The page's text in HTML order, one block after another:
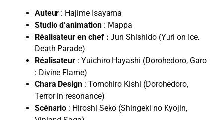
Auteur : Hajime Isayama
Studio d’animation : Mappa
Réalisateur en chef : Jun Shishido (Yuri on Ice,
Death Parade)
Réalisateur : Yuichiro Hayashi (Dorohedoro, Garo
: Divine Flame)
Chara Design : Tomohiro Kishi (Dorohedoro,
Terror in resonance)
Scénario : Hiroshi Seko (Shingeki no Kyojin,